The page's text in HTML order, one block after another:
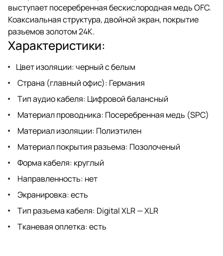
выступает посеребренная бескислородная медь OFC.
Коаксиальная структура, двойной экран, покрытие
разъемов золотом 24К.
Характеристики:
Цвет изоляции: черный с белым
Страна (главный офис): Германия
Тип аудио кабеля: Цифровой балансный
Материал проводника: Посеребренная медь (SPC)
Материал изоляции: Полиэтилен
Материал покрытия разъема: Позолоченый
Форма кабеля: круглый
Направленность: нет
Экранировка: есть
Тип разъема кабеля: Digital XLR — XLR
Тканевая оплетка: есть